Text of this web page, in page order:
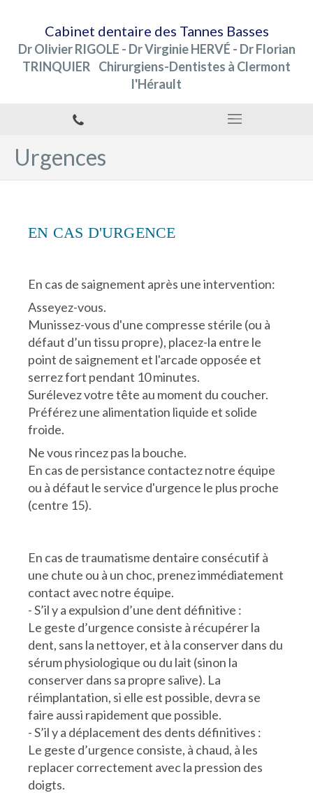
Cabinet dentaire des Tannes Basses
Dr Olivier RIGOLE - Dr Virginie HERVÉ - Dr Florian
TRINQUIER Chirurgiens-Dentistes à Clermont
l'Hérault
Urgences
EN CAS D'URGENCE
En cas de saignement après une intervention:
Asseyez-vous.
Munissez-vous d'une compresse stérile (ou à
défaut d’un tissu propre), placez-la entre le
point de saignement et l'arcade opposée et
serrez fort pendant 10 minutes.
Surélevez votre tête au moment du coucher.
Préférez une alimentation liquide et solide
froide.
Ne vous rincez pas la bouche.
En cas de persistance contactez notre équipe
ou à défaut le service d'urgence le plus proche
(centre 15).
En cas de traumatisme dentaire consécutif à
une chute ou à un choc, prenez immédiatement
contact avec notre équipe.
- S’il y a expulsion d’une dent définitive :
Le geste d’urgence consiste à récupérer la
dent, sans la nettoyer, et à la conserver dans du
sérum physiologique ou du lait (sinon la
conserver dans sa propre salive). La
réimplantation, si elle est possible, devra se
faire aussi rapidement que possible.
- S’il y a déplacement des dents définitives :
Le geste d’urgence consiste, à chaud, à les
replacer correctement avec la pression des
doigts.